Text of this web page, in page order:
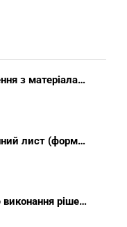
Заява про ознайомлення з матеріалами виконавчого провадження (зразок, шаблон 2025 року)
Опис вкладення у цінний лист (форма 107) + інструкція відправлення цінного листа з описом вкладення
Заява про примусове виконання рішення (зразок, шаблон 2025 року)